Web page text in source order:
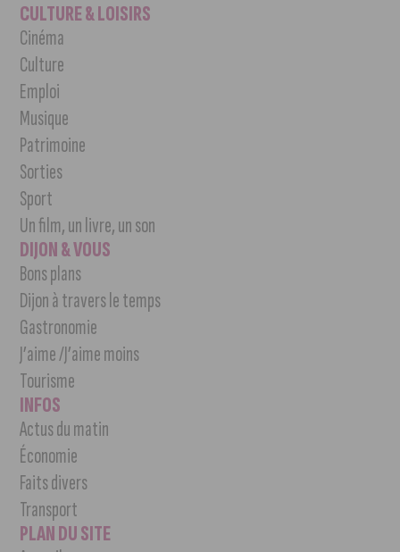
CULTURE & LOISIRS
Cinéma
Culture
Emploi
Musique
Patrimoine
Sorties
Sport
Un film, un livre, un son
DIJON & VOUS
Bons plans
Dijon à travers le temps
Gastronomie
J’aime /J’aime moins
Tourisme
INFOS
Actus du matin
Économie
Faits divers
Transport
PLAN DU SITE